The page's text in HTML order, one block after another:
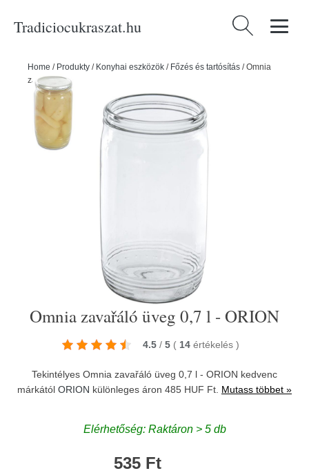
Tradiciocukraszat.hu Keresés:
Home / Produkty / Konyhai eszközök / Főzés és tartósítás /Omnia
zavařáló üveg 0,7 l - ORION
Omnia zavařáló üveg 0,7 l - ORION
4.5 / 5 ( 14 értékelés )
Tekintélyes Omnia zavařáló üveg 0,7 l - ORION kedvenc
márkától ORION különleges áron 485 HUF Ft. Mutass többet »
Elérhetőség: Raktáron > 5 db
535 Ft